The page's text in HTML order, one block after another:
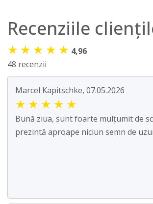
Recenziile
★ ★ ★ ★ ★ 4,96
48 recenzii
Marcel Kapitschke, 07.05.2026
★ ★ ★ ★ ★
Bună ziua, sunt foarte mulțumit de
prezintă aproape niciun semn de